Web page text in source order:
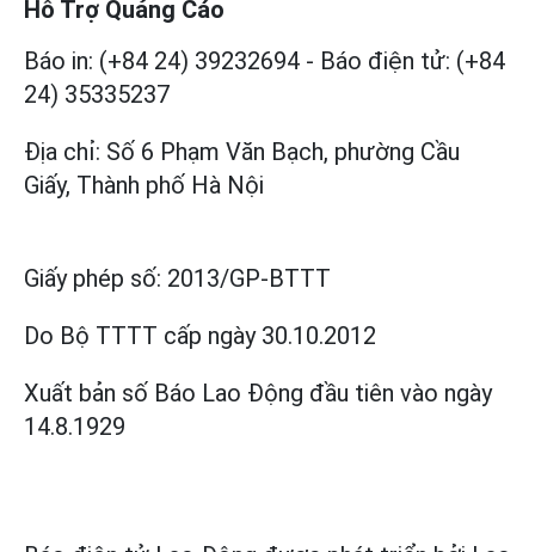
Hỗ Trợ Quảng Cáo
Báo in: (+84 24) 39232694 - Báo điện tử: (+84
24) 35335237
Địa chỉ: Số 6 Phạm Văn Bạch, phường Cầu
Giấy, Thành phố Hà Nội
Giấy phép số: 2013/GP-BTTT
Do Bộ TTTT cấp ngày 30.10.2012
Xuất bản số Báo Lao Động đầu tiên vào ngày
14.8.1929